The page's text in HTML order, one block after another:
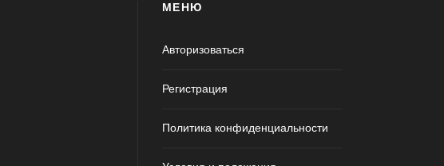
МЕНЮ
Авторизоваться
Регистрация
Политика конфиденциальности